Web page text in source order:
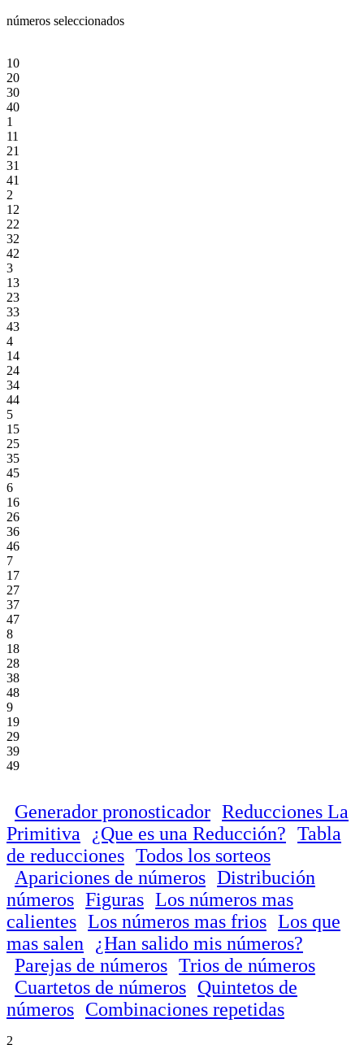
números seleccionados
10
20
30
40
1
11
21
31
41
2
12
22
32
42
3
13
23
33
43
4
14
24
34
44
5
15
25
35
45
6
16
26
36
46
7
17
27
37
47
8
18
28
38
48
9
19
29
39
49
Generador pronosticador Reducciones La
Primitiva
¿Que es una Reducción? Tabla
de reducciones Todos los sorteos
Apariciones de números Distribución
números Figuras Los números mas
calientes Los números mas frios Los que
mas salen
¿Han salido mis números?
Parejas de números Trios de números
Cuartetos de números Quintetos de
números Combinaciones repetidas
2